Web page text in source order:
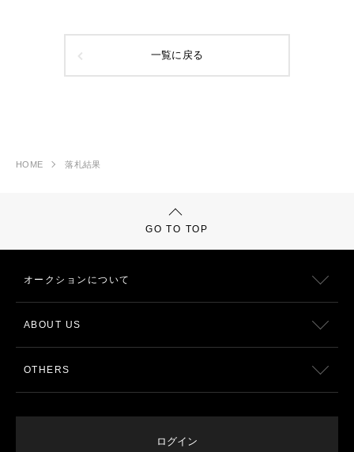
一覧に戻る
HOME 落札結果
GO TO TOP
オークションについて
ABOUT US
OTHERS
ログイン